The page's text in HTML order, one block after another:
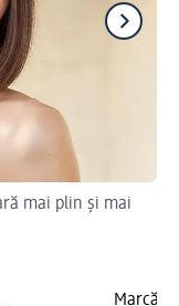
mai plin și mai
Marcă: